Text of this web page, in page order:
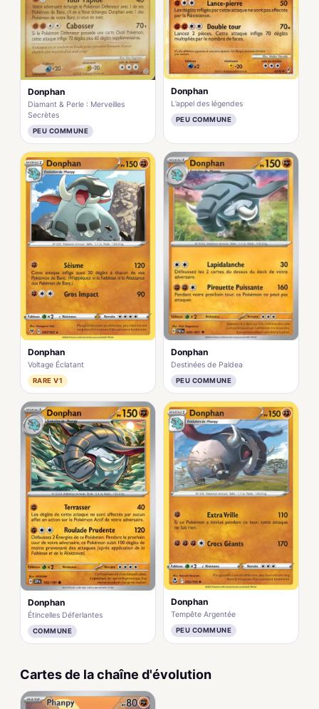
Donphan
Diamant & Perle : Merveilles
Secrètes
PEU COMMUNE
Donphan
L’appel des légendes
PEU COMMUNE
Donphan
Voltage Éclatant
RARE V1
Donphan
Destinées de Paldea
PEU COMMUNE
Donphan
Étincelles Déferlantes
COMMUNE
Donphan
Tempête Argentée
PEU COMMUNE
Cartes de la chaîne d'évolution